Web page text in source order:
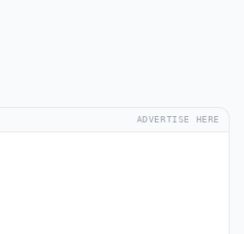
ADVERTISE HERE